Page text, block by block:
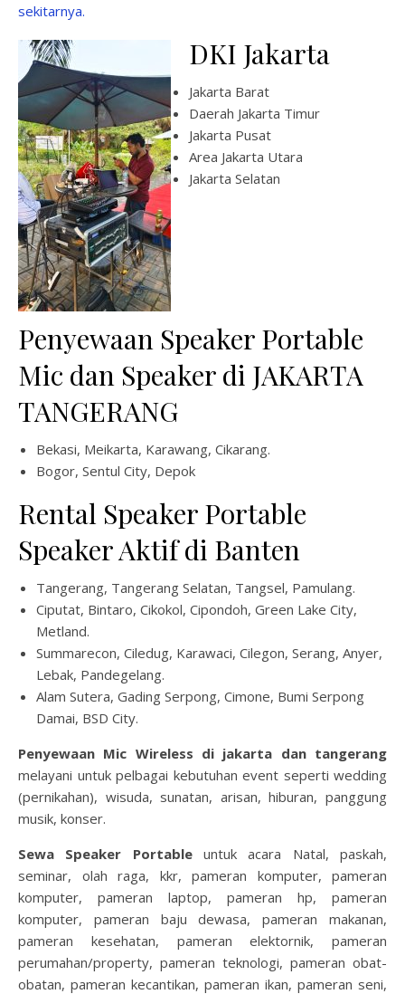
sekitarnya.
DKI Jakarta
Jakarta Barat
Daerah Jakarta Timur
Jakarta Pusat
Area Jakarta Utara
Jakarta Selatan
Penyewaan Speaker Portable
Mic dan Speaker di JAKARTA
TANGERANG
Bekasi, Meikarta, Karawang, Cikarang.
Bogor, Sentul City, Depok
Rental Speaker Portable
Speaker Aktif di Banten
Tangerang, Tangerang Selatan, Tangsel, Pamulang.
Ciputat, Bintaro, Cikokol, Cipondoh, Green Lake City,
Metland.
Summarecon, Ciledug, Karawaci, Cilegon, Serang, Anyer,
Lebak, Pandegelang.
Alam Sutera, Gading Serpong, Cimone, Bumi Serpong
Damai, BSD City.
Penyewaan Mic Wireless di jakarta dan tangerang
melayani untuk pelbagai kebutuhan event seperti wedding
(pernikahan), wisuda, sunatan, arisan, hiburan, panggung
musik, konser.
Sewa Speaker Portableuntuk acara Natal, paskah,
seminar, olah raga, kkr, pameran komputer, pameran
komputer, pameran laptop, pameran hp, pameran
komputer, pameran baju dewasa, pameran makanan,
pameran kesehatan, pameran elektornik, pameran
perumahan/property, pameran teknologi, pameran obat-
obatan, pameran kecantikan, pameran ikan, pameran seni,